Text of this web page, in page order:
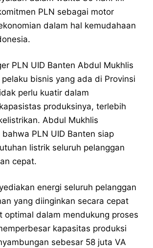
PLN sebagai motor
dalam hal kemudahaan
PLN UID Banten Abdul Mukhlis
bisnis yang ada di Provinsi
perlu kuatir dalam
produksinya, terlebih
Abdul Mukhlis
PLN UID Banten siap
listrik seluruh pelanggan
cepat.
energi seluruh pelanggan
yang diinginkan secara cepat
optimal dalam mendukung proses
kapasitas produksi
sebesar 58 juta VA